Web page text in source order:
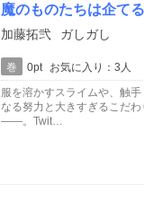
魔のものたちは企てる
加藤拓弐
ガしガし
巻 0pt
お気に入り：3人
服を溶かすスライムや、触
なる努力と大きすぎるこだ
――。Twit…